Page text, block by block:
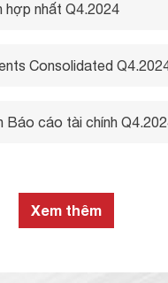
hợp nhất Q4.2024
Consolidated
Báo cáo tài chính
Xem thêm